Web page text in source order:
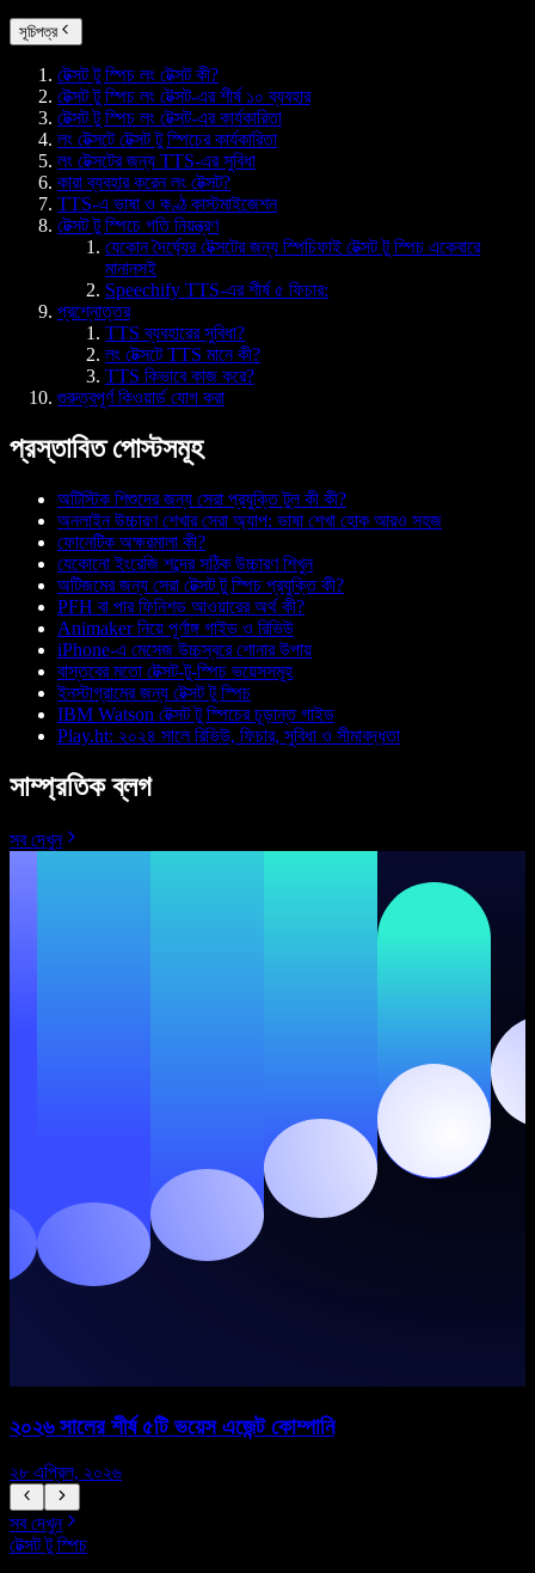
সূচিপত্র
টেক্সট টু স্পিচ লং টেক্সট কী?
টেক্সট টু স্পিচ লং টেক্সট-এর শীর্ষ ১০ ব্যবহার
টেক্সট টু স্পিচ লং টেক্সট-এর কার্যকারিতা
লং টেক্সটে টেক্সট টু স্পিচের কার্যকারিতা
লং টেক্সটের জন্য TTS-এর সুবিধা
কারা ব্যবহার করেন লং টেক্সট?
TTS-এ ভাষা ও কণ্ঠ কাস্টমাইজেশন
টেক্সট টু স্পিচে গতি নিয়ন্ত্রণ
যেকোন দৈর্ঘ্যের টেক্সটের জন্য স্পিচিফাই টেক্সট টু স্পিচ একেবারে
মানানসই
Speechify TTS-এর শীর্ষ ৫ ফিচার:
প্রশ্নোত্তর
TTS ব্যবহারের সুবিধা?
লং টেক্সটে TTS মানে কী?
TTS কিভাবে কাজ করে?
গুরুত্বপূর্ণ কিওয়ার্ড যোগ করা
প্রস্তাবিত পোস্টসমূহ
অটিস্টিক শিশুদের জন্য সেরা প্রযুক্তি টুল কী কী?
অনলাইন উচ্চারণ শেখার সেরা অ্যাপ: ভাষা শেখা হোক আরও সহজ
ফোনেটিক অক্ষরমালা কী?
যেকোনো ইংরেজি শব্দের সঠিক উচ্চারণ শিখুন
অটিজমের জন্য সেরা টেক্সট টু স্পিচ প্রযুক্তি কী?
PFH বা পার ফিনিশড আওয়ারের অর্থ কী?
Animaker নিয়ে পূর্ণাঙ্গ গাইড ও রিভিউ
iPhone-এ মেসেজ উচ্চস্বরে শোনার উপায়
বাস্তবের মতো টেক্সট-টু-স্পিচ ভয়েসসমূহ
ইনস্টাগ্রামের জন্য টেক্সট টু স্পিচ
IBM Watson টেক্সট টু স্পিচের চূড়ান্ত গাইড
Play.ht: ২০২৪ সালে রিভিউ, ফিচার, সুবিধা ও সীমাবদ্ধতা
সাম্প্রতিক ব্লগ
সব দেখুন
২০২৬ সালের শীর্ষ ৫টি ভয়েস এজেন্ট কোম্পানি
২৮ এপ্রিল, ২০২৬
সব দেখুন
টেক্সট টু স্পিচ